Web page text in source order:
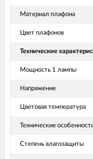
Материал плафона
Цвет плафонов
Технические
Мощность 1 лампы
Напряжение
Цветовая температура
Технические
Степень влагозащиты